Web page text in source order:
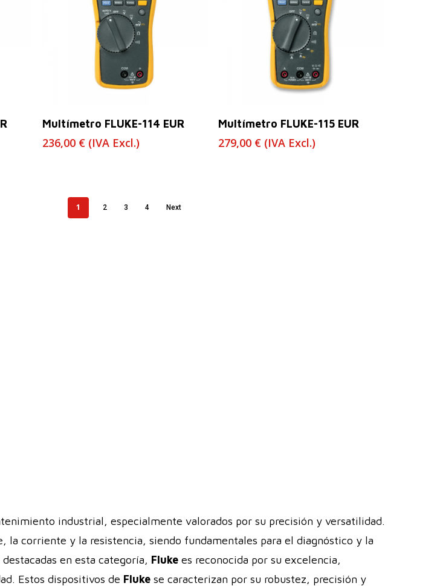
Multímetro FLUKE-114 EUR
236,00 € (IVA Excl.)
Multímetro FLUKE-115 EUR
279,00 € (IVA Excl.)
1 2 3 4 Next
industrial, especialmente valorados por su precisión y versatilidad.
corriente y la resistencia, siendo fundamentales para el diagnóstico y la
en esta categoría, Fluke es reconocida por su excelencia,
Estos dispositivos de Fluke se caracterizan por su robustez, precisión y